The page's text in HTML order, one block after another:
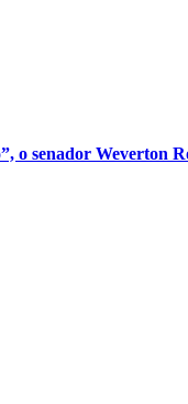
o senador Weverton